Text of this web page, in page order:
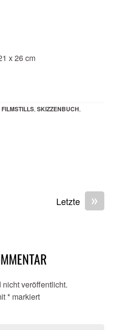
x 26 cm
FILMSTILLS,SKIZZENBUCH,
»
Letzte
veröffentlicht.
* markiert